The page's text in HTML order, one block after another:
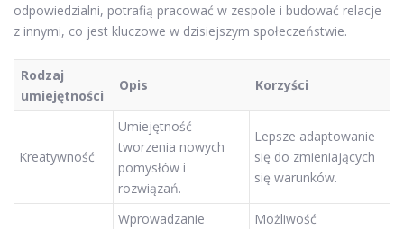
odpowiedzialni, potrafią pracować w zespole i budować relacje
z innymi, co jest kluczowe w dzisiejszym społeczeństwie.
Rodzaj
umiejętności
Opis Korzyści
Kreatywność
Umiejętność
tworzenia nowych
pomysłów i
rozwiązań.
Lepsze adaptowanie
się do zmieniających
się warunków.
Wprowadzanie
Możliwość